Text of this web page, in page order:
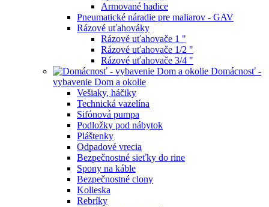
Armované hadice
Pneumatické náradie pre maliarov - GAV
Rázové uťahováky
Rázové uťahovače 1 "
Rázové uťahovače 1/2 "
Rázové uťahovače 3/4 "
Domácnosť -
vybavenie Dom a okolie
Vešiaky, háčiky
Technická vazelína
Sifónová pumpa
Podložky pod nábytok
Pláštenky
Odpadové vrecia
Bezpečnostné sieťky do rine
Spony na káble
Bezpečnostné clony
Kolieska
Rebríky